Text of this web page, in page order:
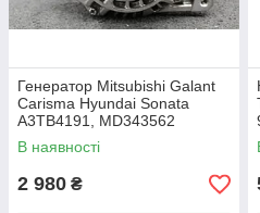
Генератор Mitsubishi Galant
Carisma Hyundai Sonata
A3TB4191, MD343562
В наявності
2 980 ₴